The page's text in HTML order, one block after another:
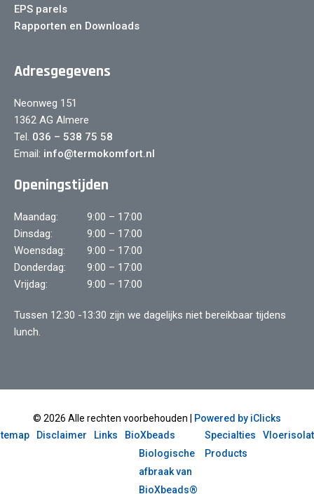
EPS parels
Rapporten en Downloads
Adresgegevens
Neonweg 151
1362 AG Almere
Tel. 036 – 538 75 58
Email: info@termokomfort.nl
Openingstijden
Maandag:
9:00 – 17:00
Dinsdag:
9:00 – 17:00
Woensdag:
9:00 – 17:00
Donderdag:
9:00 – 17:00
Vrijdag:
9:00 – 17:00
Tussen 12:30 -13:30 zijn we dagelijks niet bereikbaar tijdens
lunch.
© 2026 Alle rechten voorbehouden |
Powered by iClicks
Disclaimer Links
BioXbeads
Biologische
afbraak van
BioXbeads®
Specialties
Products